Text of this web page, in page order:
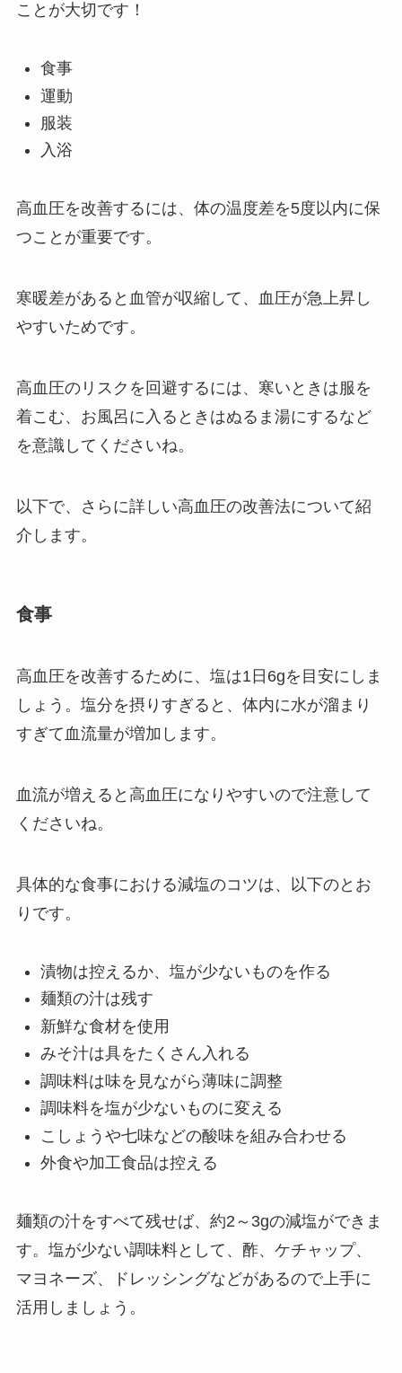
ことが大切です！
食事
運動
服装
入浴
高血圧を改善するには、体の温度差を5度以内に保
つことが重要です。
寒暖差があると血管が収縮して、血圧が急上昇し
やすいためです。
高血圧のリスクを回避するには、寒いときは服を
着こむ、お風呂に入るときはぬるま湯にするなど
を意識してくださいね。
以下で、さらに詳しい高血圧の改善法について紹
介します。
食事
高血圧を改善するために、塩は1日6gを目安に しま
しょう。塩分を摂りすぎると、体内に水が溜まり
すぎて血流量が増加します。
血流が増えると高血圧になりやすいので注意して
くださいね。
具体的な食事における減塩のコツは、以下のとお
りです。
漬物は控えるか、塩が少ないものを作る
麺類の汁は残す
新鮮な食材を使用
みそ汁は具をたくさん入れる
調味料は味を見ながら薄味に調整
調味料を塩が少ないものに変える
こしょうや七味などの酸味を組み合わせる
外食や加工食品は控える
麺類の汁をすべて残せば、約2～3gの減塩ができま
す。塩が少ない調味料として、酢、ケチャップ、
マヨネーズ、ドレッシングなどがあるので上手に
活用しましょう。